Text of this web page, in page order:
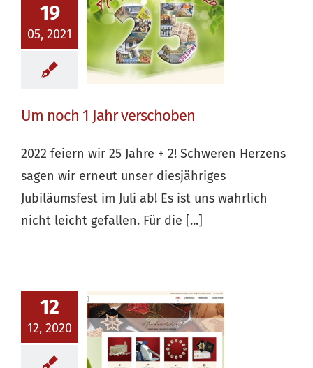
19
05, 2021
Jahr
verschoben
Um noch 1 Jahr verschoben
2022 feiern wir 25 Jahre + 2! Schweren Herzens
sagen wir erneut unser diesjähriges
Jubiläumsfest im Juli ab! Es ist uns wahrlich
nicht leicht gefallen. Für die [...]
12
12, 2020
Neuer Shop
ist online